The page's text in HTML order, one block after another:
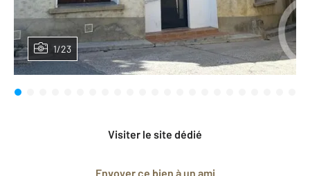
1/23
Visiter le site dédié
Envoyer ce bien à un ami